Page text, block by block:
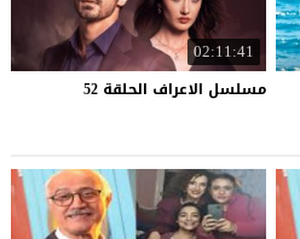
02:11:41
مسلسل الاعراف الحلقة 52